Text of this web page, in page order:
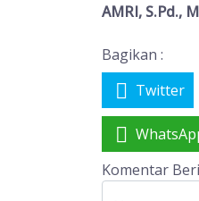
AMRI, S.Pd.,
Bagikan :
Twitter
Komentar